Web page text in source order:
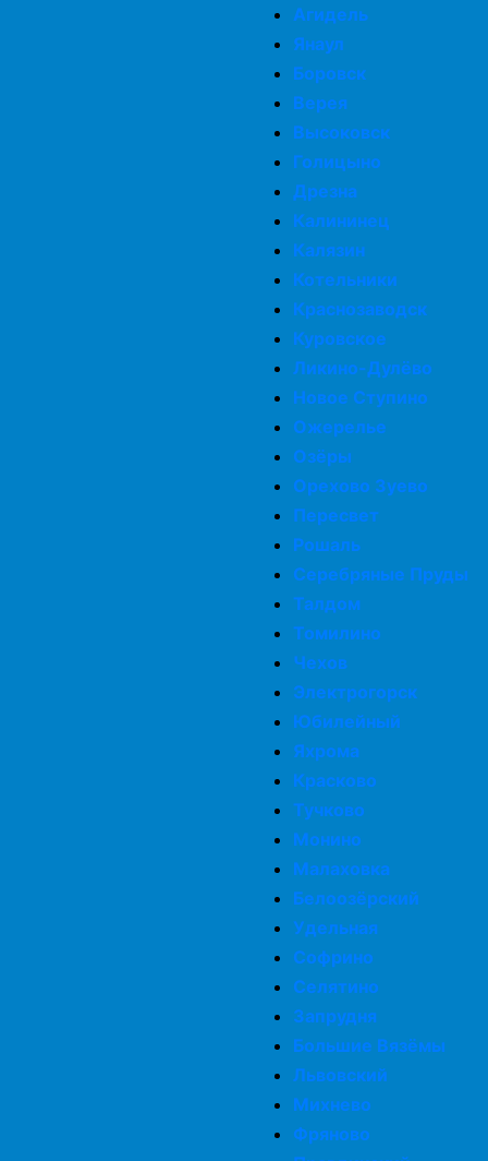
Агидель
Янаул
Боровск
Верея
Высоковск
Голицыно
Дрезна
Калининец
Калязин
Котельники
Краснозаводск
Куровское
Ликино-Дулёво
Новое Ступино
Ожерелье
Озёры
Орехово Зуево
Пересвет
Рошаль
Серебряные Пруды
Талдом
Томилино
Чехов
Электрогорск
Юбилейный
Яхрома
Красково
Тучково
Монино
Малаховка
Белоозёрский
Удельная
Софрино
Селятино
Запрудня
Большие Вязёмы
Львовский
Михнево
Фряново